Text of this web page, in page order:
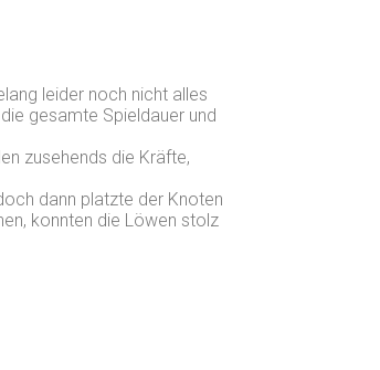
leider noch nicht alles
gesamte Spieldauer und
zusehends die Kräfte,
dann platzte der Knoten
konnten die Löwen stolz